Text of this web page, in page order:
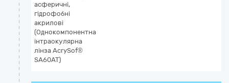
асферичні,
гідрофобні
акрилові
(Однокомпонентна
інтраокулярна
лінза AcrySof®
SA60AT)